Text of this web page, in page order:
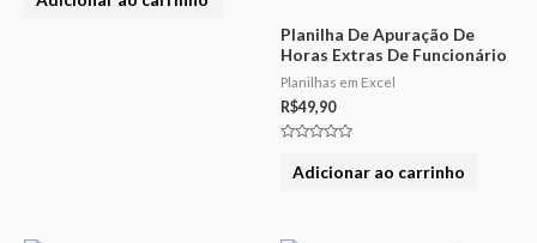
de
Planilha De Apuração De
Horas Extras De Funcionário
Planilhas em Excel
R$49,90
deAdicionar ao carrinho